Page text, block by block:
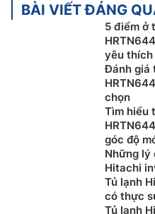
Làm đá tự động
Đá viên luôn sẵn sàng
BÀI VIẾT ĐÁNG
5 điểm ở
yêu thích
Đánh giá
chọn
Tìm hiểu
góc độ
Những lý
Hitachi
Tủ lạnh
có thực
Tủ lạnh